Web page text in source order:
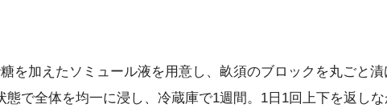
を加えたソミュール液を用意し、畝須のブロックを丸ごと漬
態で全体を均一に浸し、冷蔵庫で1週間。1日1回上下を返し